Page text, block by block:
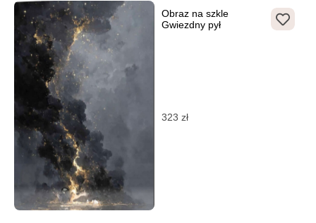
Obraz na szkle
Gwiezdny pył
323 zł